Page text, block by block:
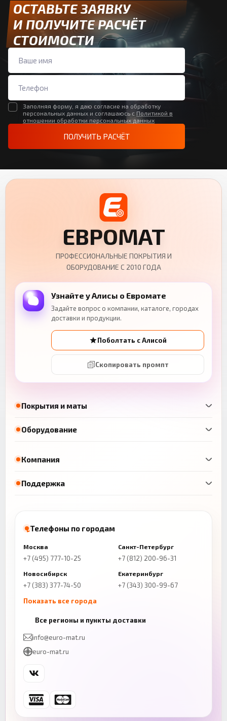
ОСТАВЬТЕ ЗАЯВКУ
И ПОЛУЧИТЕ РАСЧЁТ
СТОИМОСТИ
Заполняя форму, я даю согласие на обработку
персональных данных и соглашаюсь с Политикой в
отношении обработки персональных данных
ПОЛУЧИТЬ РАСЧЁТ
Покрытия и маты
Оборудование
ЕВРОМАТ
ПРОФЕССИОНАЛЬНЫЕ ПОКРЫТИЯ И
ОБОРУДОВАНИЕ С 2010 ГОДА
Узнайте у Алисы о Евромате
Задайте вопрос о компании, каталоге, городах
доставки и продукции.
Поболтать с Алисой
Скопировать промпт
Компания
Поддержка
Телефоны по городам
Москва
+7 (495) 777-10-25
Санкт-Петербург
+7 (812) 200-96-31
Новосибирск
+7 (383) 377-74-50
Екатеринбург
+7 (343) 300-99-67
Показать все города
+7 (843) 206-01-30
Челябинск
+7 (343) 300-99-67
Ростов-на-Дону
+7 (863) 333-50-75
Все регионы и пункты доставки
info@euro-mat.ru
euro-mat.ru